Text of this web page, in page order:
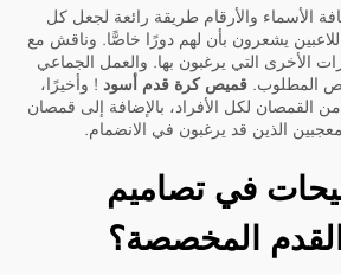
الأسماء والأرقام طريقة رائعة لجعل كل
يشعرون بأن لهم دورًا خاصًّا. وناقش مع
الأخرى التي يرغبون بها. والعمل الجماعي
المطلوب. قميص كرة قدم أسود ! وأخيرًا،
القمصان لكل الأفراد، بالإضافة إلى قمصان
الذين قد يرغبون في الانضمام.
في تصاميم
المخصصة؟